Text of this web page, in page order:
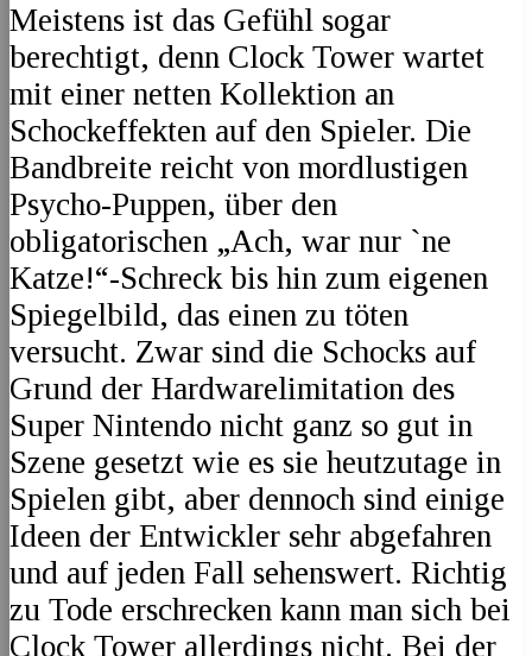
Meistens ist das Gefühl sogar
berechtigt, denn Clock Tower wartet
mit einer netten Kollektion an
Schockeffekten auf den Spieler. Die
Bandbreite reicht von mordlustigen
Psycho-Puppen, über den
obligatorischen „Ach, war nur `ne
Katze!“-Schreck bis hin zum eigenen
Spiegelbild, das einen zu töten
versucht. Zwar sind die Schocks auf
Grund der Hardwarelimitation des
Super Nintendo nicht ganz so gut in
Szene gesetzt wie es sie heutzutage in
Spielen gibt, aber dennoch sind einige
Ideen der Entwickler sehr abgefahren
und auf jeden Fall sehenswert. Richtig
zu Tode erschrecken kann man sich bei
Clock Tower allerdings nicht. Bei der